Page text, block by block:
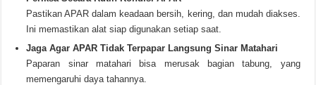
Pastikan APAR dalam keadaan bersih, kering, dan mudah diakses.
Ini memastikan alat siap digunakan setiap saat.
Jaga Agar APAR Tidak Terpapar Langsung Sinar Matahari
Paparan sinar matahari bisa merusak bagian tabung, yang
memengaruhi daya tahannya.